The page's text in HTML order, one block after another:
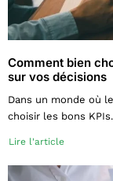
Comment bien
sur vos décisions
Dans un monde où
choisir les bons
Lire l'article